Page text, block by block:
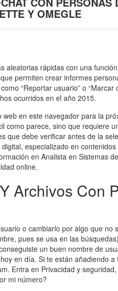
Y OMEGLE
aleatorias rápidas con una
permiten crear informes
“Reportar usuario” o “Marcar
ocurridos en el año 2015.
en este navegador para la
como parece, sino que requiere
que debe verificar antes de la
especializado en
en Analista en Sistemas
online.
Archivos Con
o cambiarlo por algo que no
pues se usa en las
un buen nombre de
en día. Si te están añadiendo
Entra en Privacidad y
mi número?